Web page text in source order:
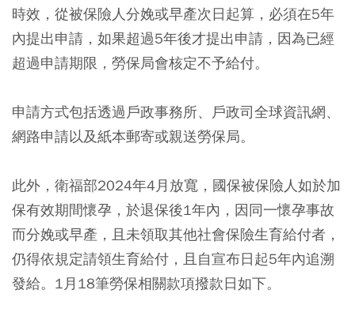
時效，從被保險人分娩或早產次日起算，必須在5年
內提出申請，如果超過5年後才提出申請，因為已經
超過申請期限，勞保局會核定不予給付。
申請方式包括透過戶政事務所、戶政司全球資訊網、
網路申請以及紙本郵寄或親送勞保局。
此外，衛福部2024年4月放寬，國保被保險人如於加
保有效期間懷孕，於退保後1年內，因同一懷孕事故
而分娩或早產，且未領取其他社會保險生育給付者，
仍得依規定請領生育給付，且自宣布日起5年內追溯
發給。1月18筆勞保相關款項撥款日如下。